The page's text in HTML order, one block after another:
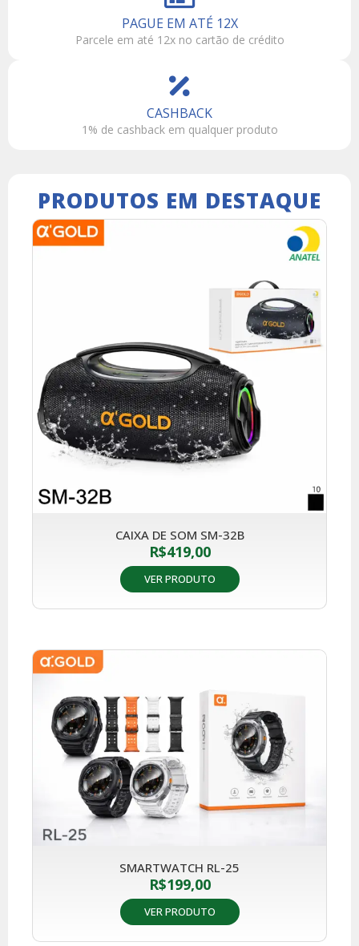
PAGUE EM ATÉ 12X
Parcele em até 12x no cartão de crédito
CASHBACK
1% de cashback em qualquer produto
PRODUTOS EM DESTAQUE
CAIXA DE SOM SM-32B
R$419,00
VER PRODUTO
SMARTWATCH RL-25
R$199,00
VER PRODUTO